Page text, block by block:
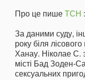
Про це пишеТСН
За даними суду,
року біля
Ханау. Ніколае С.
місті Бад Зоден-
сексуальних